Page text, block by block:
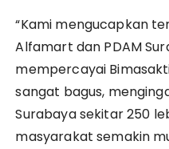
“Kami mengucapkan
Alfamart dan PDAM
mempercayai
sangat bagus,
Surabaya sekitar 250
masyarakat semakin